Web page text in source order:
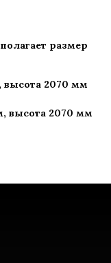
размер
2070 мм
высота 2070 мм